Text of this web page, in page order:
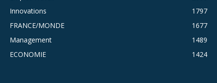
Innovations
1797
FRANCE/MONDE
1677
Management
1489
ECONOMIE
1424